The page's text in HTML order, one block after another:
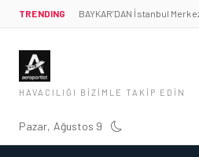
TRENDING
HAVACILIĞI BIZIMLE TAKIP EDIN
Pazar, Ağustos 9